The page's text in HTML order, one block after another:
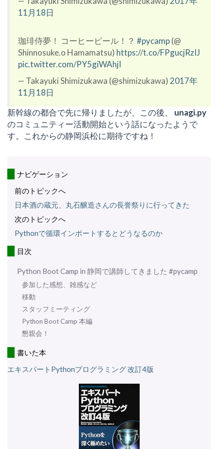
11月18日
珈琲侍夢！ コーヒービール！？ #pycamp(@
Shinnosuke.o Hamamatsu) https://t.co/FPgucjRzIJ
pic.twitter.com/PY5giWAhjI
— Takayuki Shimizukawa (@shimizukawa)2017年
11月18日
新幹線の都合で先に帰りましたが、この後、 unagi.py
のコミュニティー活動開始という話になったようで
す。これからの静岡浜松に期待ですね！
ナビゲーション
前のトピックへ
日本酒の蔵元、丸石醸造さんの長誉祭りに行ってきた
次のトピックへ
Pythonで循環インポートするとどうなるのか
目次
Python Boot Camp in 静岡で講師してきました #pycamp
参加した感想、雑感など
移動
スタッフミーティング
Python Boot Camp 本編
懇親会！
書いた本
エキスパートPythonプログラミング 改訂4版